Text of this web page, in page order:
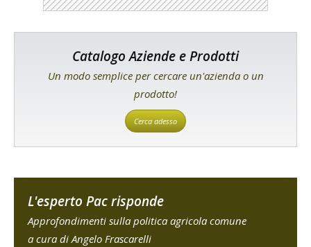
Catalogo Aziende e Prodotti
Un modo semplice per cercare un'azienda o un
prodotto!
Cerca adesso
L'esperto Pac risponde
Approfondimenti sulla politica agricola comune
a cura di Angelo Frascarelli